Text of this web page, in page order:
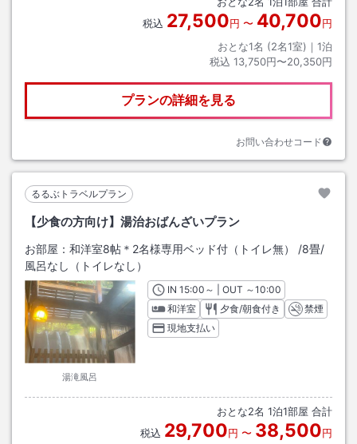
税込 27,500円 〜 40,700円
おとな1名 (2名1室)｜ 1泊
税込 13,750円〜20,350円
プランの詳細を見る
お問い合わせコード
るるぶトラベルプラン
【少食の方向け】湯治おばんざいプラン
お部屋： 和洋室8帖＊2名様専用ベッド付（トイレ無） /8畳/
風呂なし（トイレなし）
湯滝風呂
INチェックイン
15:00 ～ | OUT チェックアウト
～10:00
和洋室
夕食/朝食付き
禁煙
現地支払い
おとな2名 1泊1部屋 合計
税込 29,700円 〜 38,500円